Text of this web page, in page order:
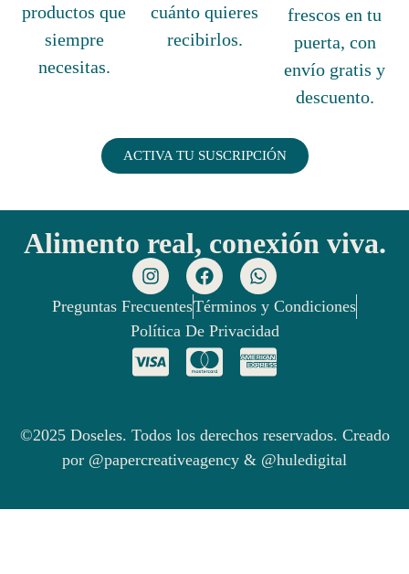
productos que
siempre
necesitas.
cuánto quieres
recibirlos.
frescos en tu
puerta, con
envío gratis y
descuento.
ACTIVA TU SUSCRIPCIÓN
Alimento real, conexión viva.
Preguntas FrecuentesTérminos y Condiciones
Política De Privacidad
©2025 Doseles. Todos los derechos reservados. Creado
por @papercreativeagency & @huledigital